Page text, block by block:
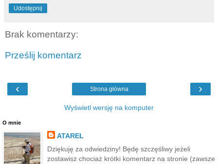
Udostępnij
Brak komentarzy:
Prześlij komentarz
‹ ›
Strona główna
Wyświetl wersję na komputer
O mnie
ATAREL
Dziękuję za odwiedziny! Będę szczęśliwy jeżeli
zostawisz chociaż krótki komentarz na stronie (zawsze